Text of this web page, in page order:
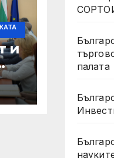
и
палата